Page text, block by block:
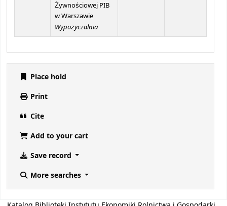
Żywnościowej PIB
w Warszawie
Wypożyczalnia
Place hold
Print
Cite
Add to your cart
Save record
More searches